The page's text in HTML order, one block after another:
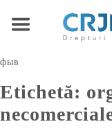
фыв
Etichetă: